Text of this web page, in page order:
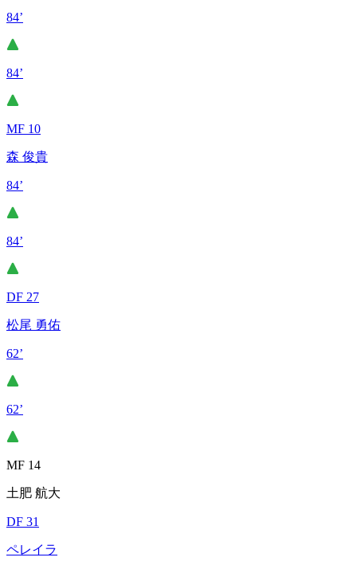
84’
84’
MF 10
森 俊貴
84’
84’
DF 27
松尾 勇佑
62’
62’
MF 14
土肥 航大
DF 31
ペレイラ